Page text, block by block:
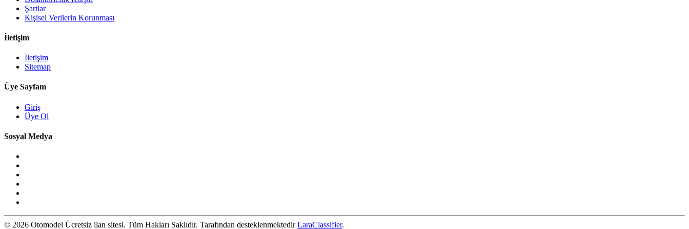
Şartlar
Kişisel Verilerin Korunması
İletişim
İletişim
Sitemap
Üye Sayfam
Giriş
Üye Ol
Sosyal Medya
© 2026 Otomodel Ücretsiz ilan sitesi. Tüm Hakları Saklıdır. Tarafından desteklenmektedirLaraClassifier.